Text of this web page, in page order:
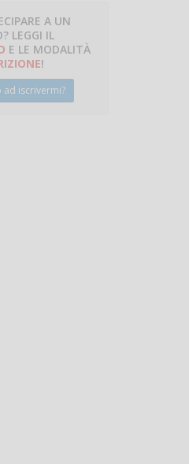
A UN
LEGGI IL
E LE MODALITÀ
!
ad iscrivermi?